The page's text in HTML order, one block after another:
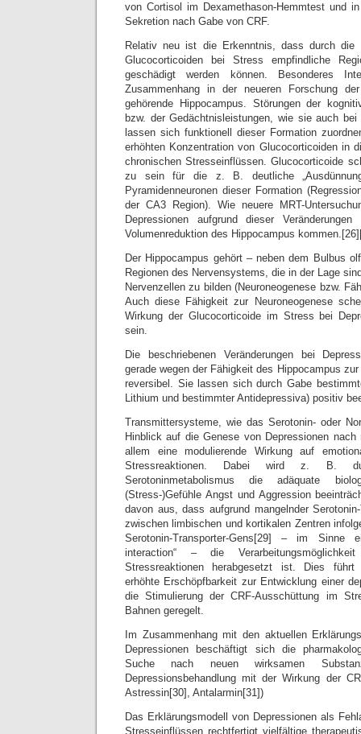
von Cortisol im Dexamethason-Hemmtest und
Sekretion nach Gabe von CRF.
Relativ neu ist die Erkenntnis, dass durch die
Glucocorticoiden bei Stress empfindliche
geschädigt werden können. Besonderes
Zusammenhang in der neueren Forschung
gehörende Hippocampus. Störungen der
bzw. der Gedächtnisleistungen, wie sie auch bei
lassen sich funktionell dieser Formation
erhöhten Konzentration von Glucocorticoiden in
chronischen Stresseinflüssen. Glucocorticoide
zu sein für die z. B. deutliche
Pyramidenneuronen dieser Formation
der CA3 Region). Wie neuere MRT-
Depressionen aufgrund dieser
Volumenreduktion des Hippocampus
Der Hippocampus gehört – neben dem Bulbus
Regionen des Nervensystems, die in der Lage
Nervenzellen zu bilden (Neuroneogenese bzw.
Auch diese Fähigkeit zur Neuroneogenese
Wirkung der Glucocorticoide im Stress bei
sein.
Die beschriebenen Veränderungen bei
gerade wegen der Fähigkeit des Hippocampus
reversibel. Sie lassen sich durch Gabe
Lithium und bestimmter Antidepressiva) positiv
Transmittersysteme, wie das Serotonin- oder
Hinblick auf die Genese von Depressionen nach
allem eine modulierende Wirkung auf
Stressreaktionen. Dabei wird z. B.
Serotoninmetabolismus die adäquate
(Stress-)Gefühle Angst und Aggression
davon aus, dass aufgrund mangelnder
zwischen limbischen und kortikalen Zentren
Serotonin-Transporter-Gens[29] – im Sinne
interaction“ – die
Stressreaktionen herabgesetzt ist. Dies führt
erhöhte Erschöpfbarkeit zur Entwicklung einer
die Stimulierung der CRF-Ausschüttung im
Bahnen geregelt.
Im Zusammenhang mit den aktuellen
Depressionen beschäftigt sich die
Suche nach neuen wirksamen
Depressionsbehandlung mit der Wirkung der
Astressin[30], Antalarmin[31])
Das Erklärungsmodell von Depressionen als
Stresseinflüssen rechtfertigt vielfältige